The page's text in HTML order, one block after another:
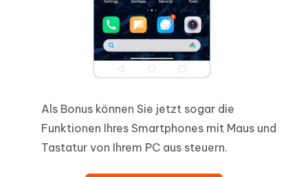
Als Bonus können Sie jetzt sogar die
Funktionen Ihres Smartphones mit Maus und
Tastatur von Ihrem PC aus steuern.